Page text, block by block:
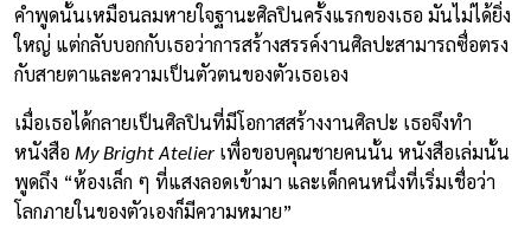
คำพูดนั้นเหมือนลมหายใจฐานะศิลปินครั้งแรกของเธอ มันไม่ได้ยิ่ง
ใหญ่ แต่กลับบอกกับเธอว่าการสร้างสรรค์งานศิลปะสามารถซื่อตรง
กับสายตาและความเป็นตัวตนของตัวเธอเอง
เมื่อเธอได้กลายเป็นศิลปินที่มีโอกาสสร้างงานศิลปะ เธอจึงทำ
หนังสือ My Bright Atelier เพื่อขอบคุณชายคนนั้น หนังสือเล่มนั้น
พูดถึง “ห้องเล็ก ๆ ที่แสงลอดเข้ามา และเด็กคนหนึ่งที่เริ่มเชื่อว่า
โลกภายในของตัวเองก็มีความหมาย”